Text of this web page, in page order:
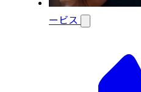
ービス